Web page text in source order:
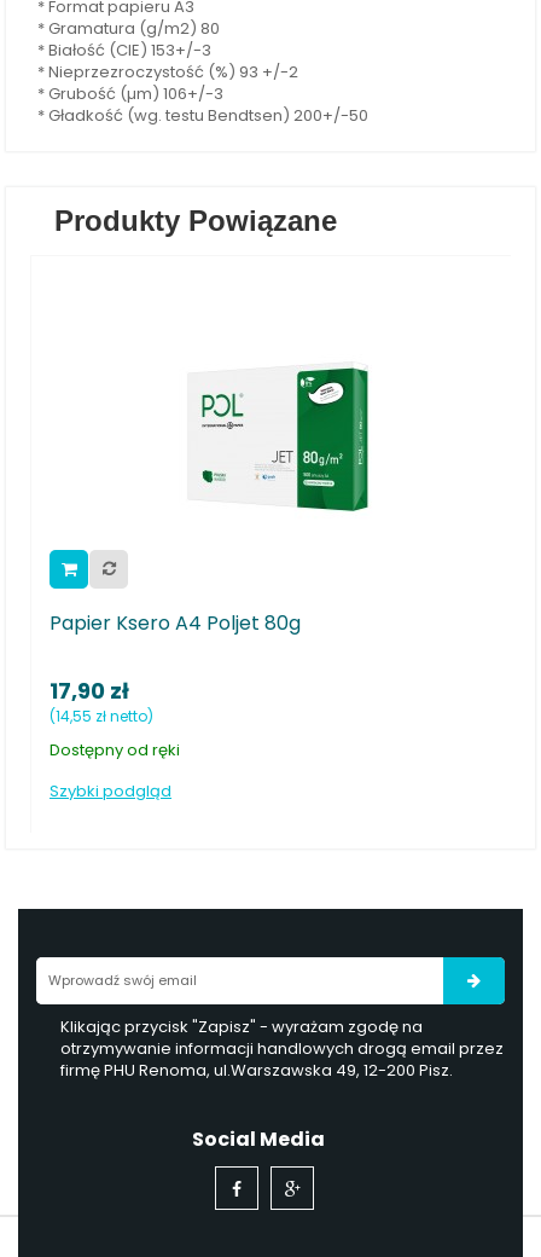
* Format papieru A3
* Gramatura (g/m2) 80
* Białość (CIE) 153+/-3
* Nieprzezroczystość (%) 93 +/-2
* Grubość (µm) 106+/-3
* Gładkość (wg. testu Bendtsen) 200+/-50
Produkty Powiązane
Poljet 80g
Klikając przycisk "Zapisz" - wyrażam zgodę na
otrzymywanie informacji handlowych drogą email przez
firmę PHU Renoma, ul.Warszawska 49, 12-200 Pisz.
Social Media